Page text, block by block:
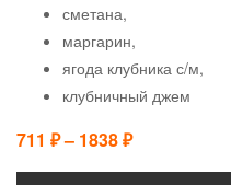
сметана,
маргарин,
ягода клубника с/м,
клубничный джем
711 ₽– 1838₽